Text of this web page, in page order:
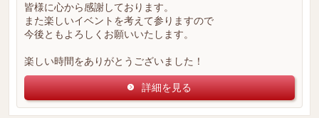
皆様に心から感謝しております。
また楽しいイベントを考えて参りますので
今後ともよろしくお願いいたします。
楽しい時間をありがとうございました！
詳細を見る